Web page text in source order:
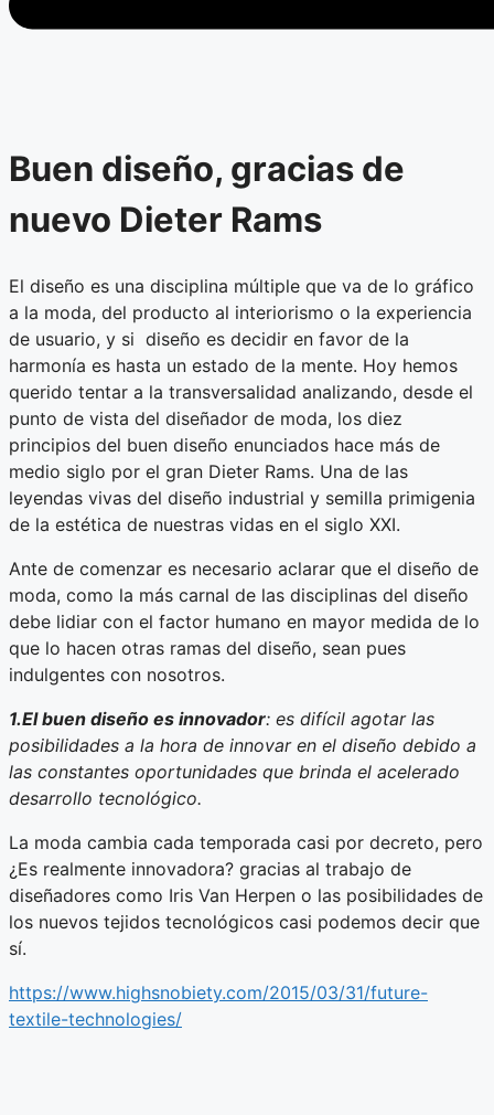
Buen diseño, gracias de
nuevo Dieter Rams
El diseño es una disciplina múltiple que va de lo gráfico
a la moda, del producto al interiorismo o la experiencia
de usuario, y si diseño es decidir en favor de la
harmonía es hasta un estado de la mente. Hoy hemos
querido tentar a la transversalidad analizando, desde el
punto de vista del diseñador de moda, los diez
principios del buen diseño enunciados hace más de
medio siglo por el gran Dieter Rams. Una de las
leyendas vivas del diseño industrial y semilla primigenia
de la estética de nuestras vidas en el siglo XXI.
Ante de comenzar es necesario aclarar que el diseño de
moda, como la más carnal de las disciplinas del diseño
debe lidiar con el factor humano en mayor medida de lo
que lo hacen otras ramas del diseño, sean pues
indulgentes con nosotros.
1.El buen diseño es innovador: es difícil agotar las
posibilidades a la hora de innovar en el diseño debido a
las constantes oportunidades que brinda el acelerado
desarrollo tecnológico.
La moda cambia cada temporada casi por decreto, pero
¿Es realmente innovadora? gracias al trabajo de
diseñadores como Iris Van Herpen o las posibilidades de
los nuevos tejidos tecnológicos casi podemos decir que
sí.
https://www.highsnobiety.com/2015/03/31/future-
textile-technologies/